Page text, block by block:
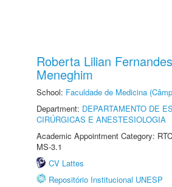
Roberta Lilian
Meneghim
School: Faculdade de Medicina
Department: DEPARTAMENTO DE
CIRÚRGICAS E ANESTESIOLOGIA
Academic Appointment Category:
MS-3.1
CV Lattes
Repositório Institucional UNESP